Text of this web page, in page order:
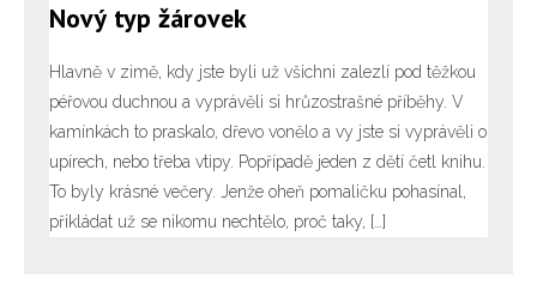
Nový typ žárovek
Hlavně v zimě, kdy jste byli už všichni zalezlí pod těžkou
péřovou duchnou a vyprávěli si hrůzostrašné příběhy. V
kamínkách to praskalo, dřevo vonělo a vy jste si vyprávěli o
upírech, nebo třeba vtipy. Popřípadě jeden z dětí četl knihu.
To byly krásné večery. Jenže oheň pomaličku pohasínal,
přikládat už se nikomu nechtělo, proč taky, […]